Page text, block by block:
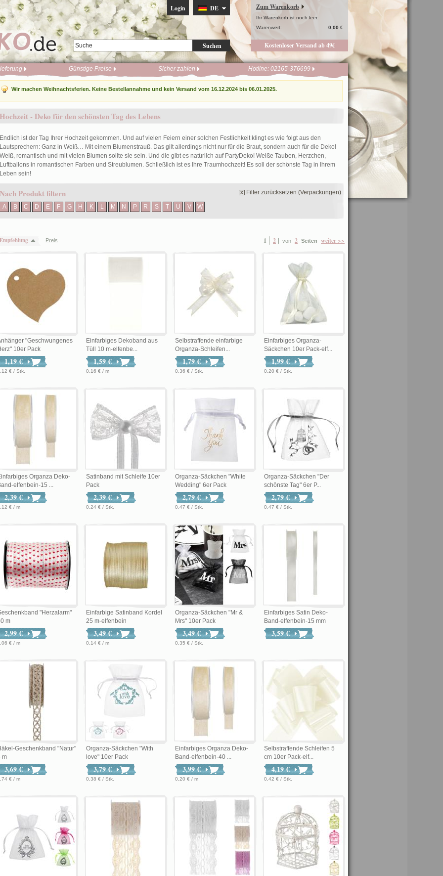
Suchen
Login DE Zum Warenkorb
Ihr Warenkorb ist noch leer.
Warenwert:
0,00 €
Kostenloser Versand ab 49€
Günstige Preise Sicher zahlen Hotline: 02165-376699
Wir machen Weihnachtsferien. Keine Bestellannahme und kein Versand vom 16.12.2024 bis 06.01.2025.
Hochzeit - Deko für den schönsten Tag des Lebens
Endlich ist der Tag Ihrer Hochzeit gekommen. Und auf vielen Feiern einer solchen Festlichkeit klingt es wie folgt aus den
Lautsprechern: Ganz in Weiß… Mit einem Blumenstrauß. Das gilt allerdings nicht nur für die Braut, sondern auch für die Deko!
Weiß, romantisch und mit vielen Blumen sollte sie sein. Und die gibt es natürlich auf PartyDeko! Weiße Tauben, Herzchen,
Luftballons in romantischen Farben und Streublumen. Schließlich ist es Ihre Traumhochzeit! Es soll der schönste Tag in Ihrem
Leben sein!
Nach Produkt filtern
A B C D E F G H K L M N P R S T U V W
Filter zurücksetzen (Verpackungen)
1 2 von 2 Seiten weiter >>
Empfehlung Preis
"Geschwungenes
10er Pack
1,19 €
€ / Stk.
Einfarbiges Dekoband aus
Tüll 10 m-elfenbe...
1,59 €
0,16 € / m
Selbstraffende einfarbige
Organza-Schleifen...
1,79 €
0,36 € / Stk.
Einfarbiges Organza-
Säckchen 10er Pack-elf...
1,99 €
0,20 € / Stk.
Organza Deko-
elfenbein-15 ...
2,39 €
€ / m
Satinband mit Schleife 10er
Pack
2,39 €
0,24 € / Stk.
Organza-Säckchen "White
Wedding" 6er Pack
2,79 €
0,47 € / Stk.
Organza-Säckchen "Der
schönste Tag" 6er P...
2,79 €
0,47 € / Stk.
"Herzalarm"
m
2,99 €
€ / m
Einfarbige Satinband Kordel
25 m-elfenbein
3,49 €
0,14 € / m
Organza-Säckchen "Mr &
Mrs" 10er Pack
3,49 €
0,35 € / Stk.
Einfarbiges Satin Deko-
Band-elfenbein-15 mm
3,59 €
Geschenkband "Natur"
m
3,69 €
€ / m
Organza-Säckchen "With
love" 10er Pack
3,79 €
0,38 € / Stk.
Einfarbiges Organza Deko-
Band-elfenbein-40 ...
3,99 €
0,20 € / m
Selbstraffende Schleifen 5
cm 10er Pack-elf...
4,19 €
0,42 € / Stk.